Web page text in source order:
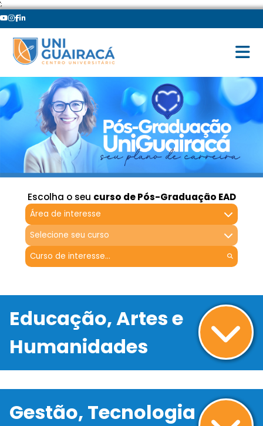
';
Escolha o seu curso de Pós-Graduação EAD
Área de interesse
Selecione seu curso
Educação, Artes e
Humanidades
Gestão, Tecnologia